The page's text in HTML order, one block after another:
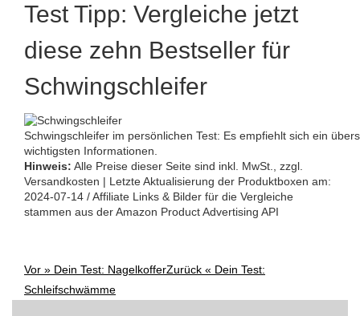
Test Tipp: Vergleiche jetzt
diese zehn Bestseller für
Schwingschleifer
Schwingschleifer im persönlichen Test: Es empfiehlt sich ein
wichtigsten Informationen.
Hinweis: Alle Preise dieser Seite sind inkl. MwSt., zzgl.
Versandkosten | Letzte Aktualisierung der Produktboxen am:
2024-07-14 / Affiliate Links & Bilder für die Vergleiche
stammen aus der Amazon Product Advertising API
Post
Vor » Dein Test: NagelkofferZurück « Dein Test:
Schleifschwämme